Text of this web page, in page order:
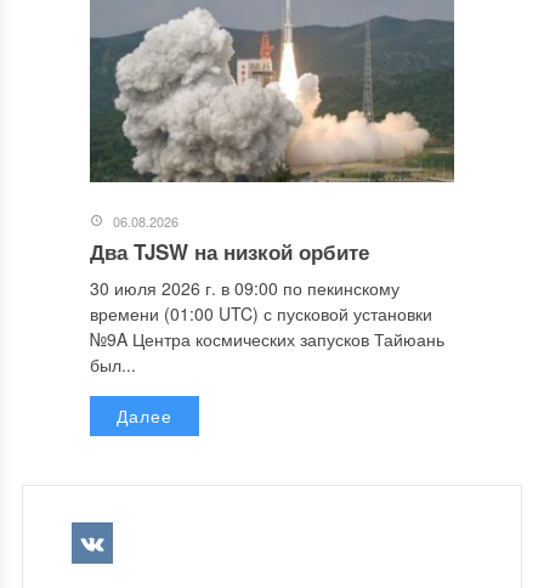
06.08.2026
Два TJSW на низкой орбите
30 июля 2026 г. в 09:00 по пекинскому
времени (01:00 UTC) с пусковой установки
№9A Центра космических запусков Тайюань
был...
Далее